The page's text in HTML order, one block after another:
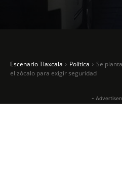
Escenario Tlaxcala Política
Se
el zócalo para exigir seguridad
-